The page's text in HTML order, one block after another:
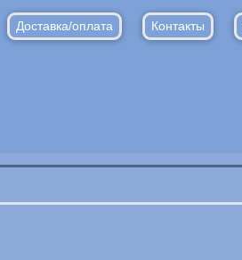
Доставка/оплата Контакты